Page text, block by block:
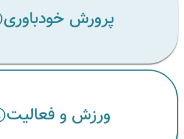
پرورش خودباوری
ورزش و فعالیت